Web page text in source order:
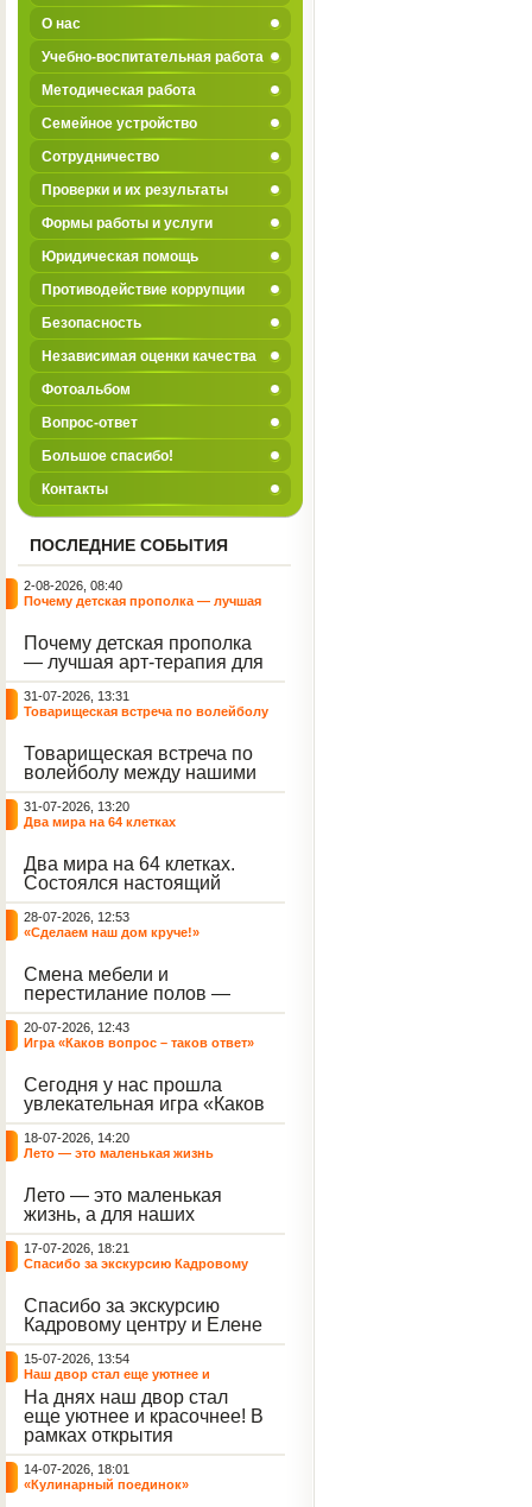
О нас
Учебно-воспитательная работа
Методическая работа
Семейное устройство
Сотрудничество
Проверки и их результаты
Формы работы и услуги
Юридическая помощь
Противодействие коррупции
Безопасность
Независимая оценки качества
Фотоальбом
Вопрос-ответ
Большое спасибо!
Контакты
ПОСЛЕДНИЕ СОБЫТИЯ
2-08-2026, 08:40
Почему детская прополка — лучшая
Почему детская прополка
— лучшая арт-терапия для
воспитателя?
31-07-2026, 13:31
Товарищеская встреча по волейболу
Товарищеская встреча по
волейболу между нашими
воспитанниками и
сельскими ребятами.
31-07-2026, 13:20
Два мира на 64 клетках
Два мира на 64 клетках.
Состоялся настоящий
интеллектуальный
праздник — турнир по
шахматам и шашкам.
небывалый ажиотаж среди
воспитанников, превратив
тихие залы центра в арену
напряжённых поединков,
громких аплодисментов и
жарких обсуждений.
28-07-2026, 12:53
«Сделаем наш дом круче!»
Смена мебели и
перестилание полов —
дело рук профессионалов.
А вот создание настоящего
домашнего уюта — задача
этой неделе ребята взяли
инициативу в свои руки и
устроили масштабную
генеральную уборку
жилого корпуса.
20-07-2026, 12:43
Игра «Каков вопрос – таков ответ»
Сегодня у нас прошла
увлекательная игра «Каков
вопрос – таков ответ»,
которая собрала самых
любознательных
игры выступил наш
воспитанник - Константин
Н., который по праву носит
звание самого читающего
и эрудированного
участника наших
мероприятий.
18-07-2026, 14:20
Лето — это маленькая жизнь
Лето — это маленькая
жизнь, а для наших
воспитанниц оно
наполнено открытиями. В
один из теплых дней мы
пластилин, книги и конечно
же телефоны, чтобы
отправиться на небольшую
цветочную охоту в
ближайший луг.
17-07-2026, 18:21
Спасибо за экскурсию Кадровому
Спасибо за экскурсию
Кадровому центру и Елене
Романовне за тёплую
встречу.
15-07-2026, 13:54
Наш двор стал еще уютнее и
красочнее!
На днях наш двор стал
еще уютнее и красочнее! В
рамках открытия
Социальной гостиной
нашего Центра, перед
воспитанниками была
14-07-2026, 18:01
«Кулинарный поединок»